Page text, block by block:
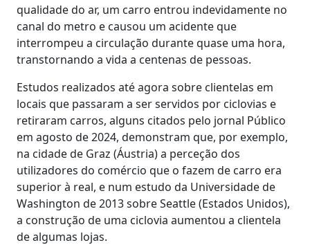
qualidade do ar, um carro entrou indevidamente no
canal do metro e causou um acidente que
interrompeu a circulação durante quase uma hora,
transtornando a vida a centenas de pessoas.
Estudos realizados até agora sobre clientelas em
locais que passaram a ser servidos por ciclovias e
retiraram carros, alguns citados pelo jornal Público
em agosto de 2024, demonstram que, por exemplo,
na cidade de Graz (Áustria) a perceção dos
utilizadores do comércio que o fazem de carro era
superior à real, e num estudo da Universidade de
Washington de 2013 sobre Seattle (Estados Unidos),
a construção de uma ciclovia aumentou a clientela
de algumas lojas.